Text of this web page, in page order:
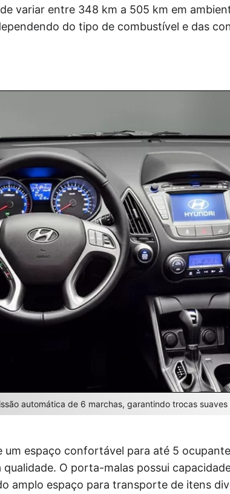
variar entre 348 km a 505 km em
do tipo de combustível e das
automática de 6 marchas, garantindo trocas
um espaço confortável para até 5
O porta-malas possui
amplo espaço para transporte de itens